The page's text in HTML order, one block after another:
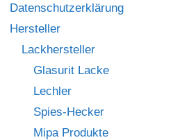
Datenschutzerklärung
Hersteller
Lackhersteller
Glasurit Lacke
Lechler
Spies-Hecker
Mipa Produkte